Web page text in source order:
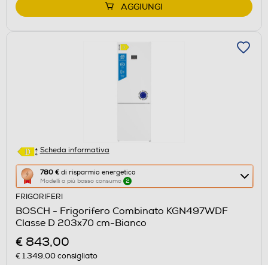
AGGIUNGI
Scheda informativa
780 € di risparmio energetico
Modelli a più basso consumo 2
Questa
azione
aprirà
il
Calcolatore
di
risparmio
FRIGORIFERI
BOSCH - Frigorifero Combinato KGN497WDF
Classe D 203x70 cm-Bianco
€ 843,00
€ 1.349,00consigliato